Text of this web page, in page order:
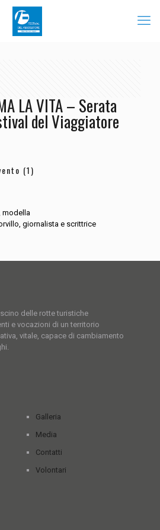
LA VITA – Serata
del Viaggiatore
(1)
modella
giornalista e scrittrice
delle rotte turistiche
e vocazioni di un territorio
vitale, capace di cambiamento
Galleria
Media
Contatti
Volontari